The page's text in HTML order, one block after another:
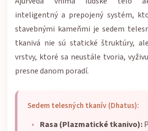
inteligentný a prepojený systém,
stavebnými kameňmi je sedem
tkanivá nie sú statické štruktúry,
vrstvy, ktoré sa neustále tvoria,
presne danom poradí.
Sedem telesných tkanív (Dhatus):
Rasa (Plazmatické tkanivo):